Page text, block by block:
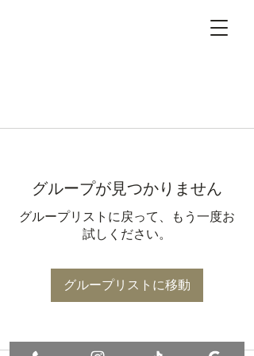
グループが見つかりません
グループリストに戻って、もう一度お
試しください。
グループリストに移動